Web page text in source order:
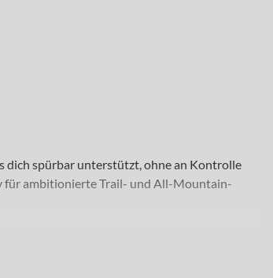
dich spürbar unterstützt, ohne an Kontrolle
für ambitionierte Trail- und All-Mountain-